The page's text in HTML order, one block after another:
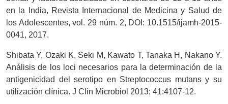
en la India, Revista Internacional de Medicina y Salud de
los Adolescentes, vol. 29 núm. 2, DOI: 10.1515/ijamh-2015-
0041, 2017.
Shibata Y, Ozaki K, Seki M, Kawato T, Tanaka H, Nakano Y.
Análisis de los loci necesarios para la determinación de la
antigenicidad del serotipo en Streptococcus mutans y su
utilización clínica. J Clin Microbiol 2013; 41:4107-12.